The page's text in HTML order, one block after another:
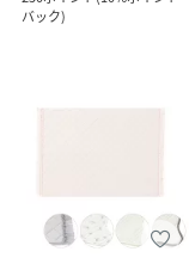
バック)